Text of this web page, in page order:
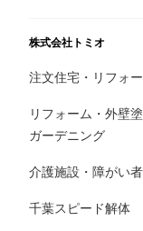
株式会社トミオ
注文住宅・リフォ
リフォーム・外壁
ガーデニング
介護施設・障がい
千葉スピード解体